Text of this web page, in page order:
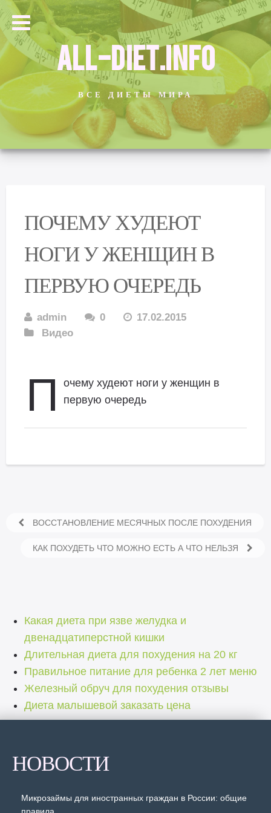
ALL-DIET.INFO
ВСЕ ДИЕТЫ МИРА
ПОЧЕМУ ХУДЕЮТ
НОГИ У ЖЕНЩИН В
ПЕРВУЮ ОЧЕРЕДЬ
admin 0
17.02.2015
Видео
П
очему худеют ноги у женщин в
первую очередь
ВОССТАНОВЛЕНИЕ МЕСЯЧНЫХ ПОСЛЕ ПОХУДЕНИЯ
КАК ПОХУДЕТЬ ЧТО МОЖНО ЕСТЬ А ЧТО НЕЛЬЗЯ
Какая диета при язве желудка и
двенадцатиперстной кишки
Длительная диета для похудения на 20 кг
Правильное питание для ребенка 2 лет меню
Железный обруч для похудения отзывы
Диета малышевой заказать цена
НОВОСТИ
Микрозаймы для иностранных граждан в России: общие